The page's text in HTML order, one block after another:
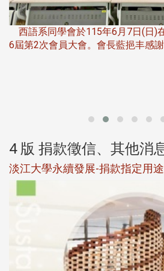
西語系同學會於115年6月7日(日)
6屆第2次會員大會。會長藍挹丰感謝
4 版 捐款徵信、其他消
淡江大學永續發展-捐款指定用途